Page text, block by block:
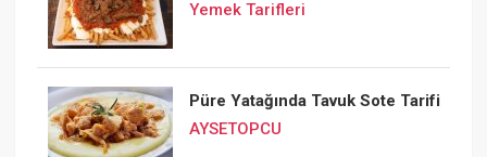
Yemek Tarifleri
Püre Yatağında Tavuk Sote Tarifi
AYSETOPCU